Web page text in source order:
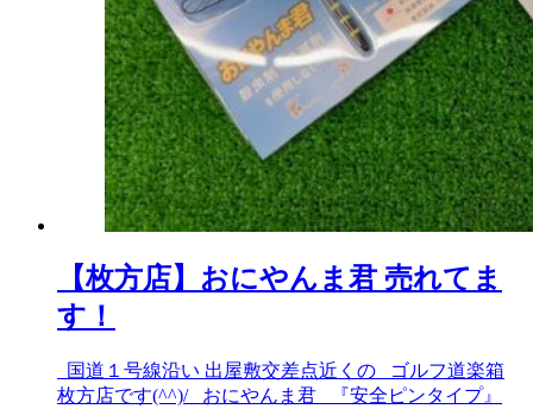
【枚方店】おにやんま君 売れてま
す！
国道１号線沿い 出屋敷交差点近くの ゴルフ道楽箱
枚方店です(^^)/ おにやんま君 『安全ピンタイプ』